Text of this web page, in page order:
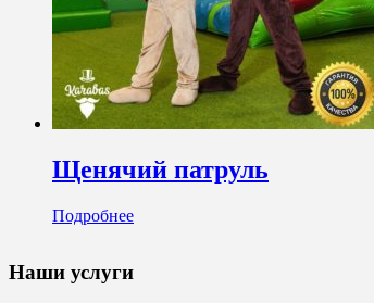
Щенячий патруль
Подробнее
Наши услуги